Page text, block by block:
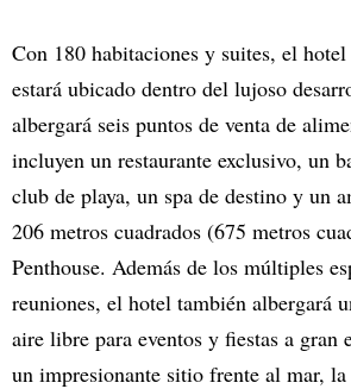
Con 180 habitaciones y suites, el
estará ubicado dentro del lujoso
albergará seis puntos de venta de
incluyen un restaurante exclusivo, un
club de playa, un spa de destino y un
206 metros cuadrados (675 metros
Penthouse. Además de los múltiples
reuniones, el hotel también albergará
aire libre para eventos y fiestas a gran
un impresionante sitio frente al mar,